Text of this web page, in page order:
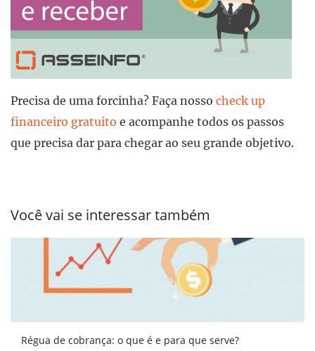
Precisa de uma forcinha? Faça nosso check up
financeiro gratuito e acompanhe todos os passos
que precisa dar para chegar ao seu grande objetivo.
Você vai se interessar também
Régua de cobrança: o que é e para que serve?